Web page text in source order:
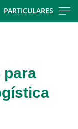
PARTICULARES
para